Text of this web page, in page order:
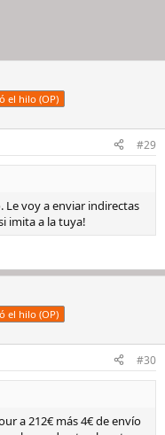
el hilo (OP)
#29
Le voy a enviar indirectas
imita a la tuya!
el hilo (OP)
#30
a 212€ más 4€ de envío